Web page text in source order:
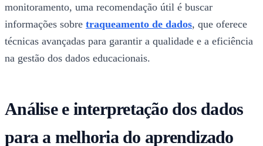
monitoramento, uma recomendação útil é buscar
informações sobre traqueamento de dados​, que oferece
técnicas avançadas para garantir a qualidade e a eficiência
na gestão dos dados educacionais.
Análise e interpretação dos dados
para a melhoria do aprendizado